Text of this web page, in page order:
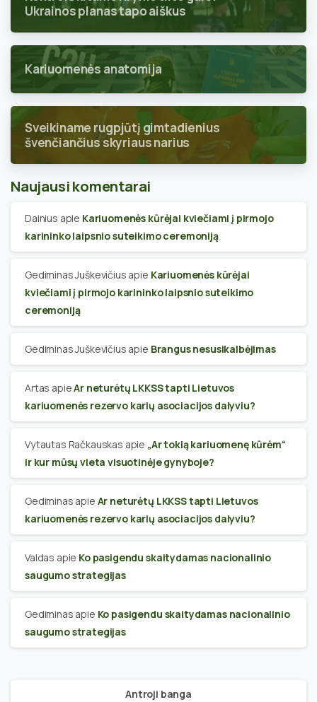
Ukrainos planas tapo aiškus
Kariuomenės anatomija
Sveikiname rugpjūtį gimtadienius
švenčiančius skyriaus narius
Naujausi komentarai
Dainius apie Kariuomenės kūrėjai kviečiami į pirmojo
karininko laipsnio suteikimo ceremoniją
Gediminas Juškevičius apie Kariuomenės kūrėjai
kviečiami į pirmojo karininko laipsnio suteikimo
ceremoniją
Gediminas Juškevičius apie Brangus nesusikalbėjimas
Artas apieAr neturėtų LKKSS tapti Lietuvos
kariuomenės rezervo karių asociacijos dalyviu?
Vytautas Račkauskas apie „Ar tokią kariuomenę kūrėm“
ir kur mūsų vieta visuotinėje gynyboje?
Gediminas apie Ar neturėtų LKKSS tapti Lietuvos
kariuomenės rezervo karių asociacijos dalyviu?
Valdas apie Ko pasigendu skaitydamas nacionalinio
saugumo strategijas
Gediminas apie Ko pasigendu skaitydamas nacionalinio
saugumo strategijas
Antroji banga